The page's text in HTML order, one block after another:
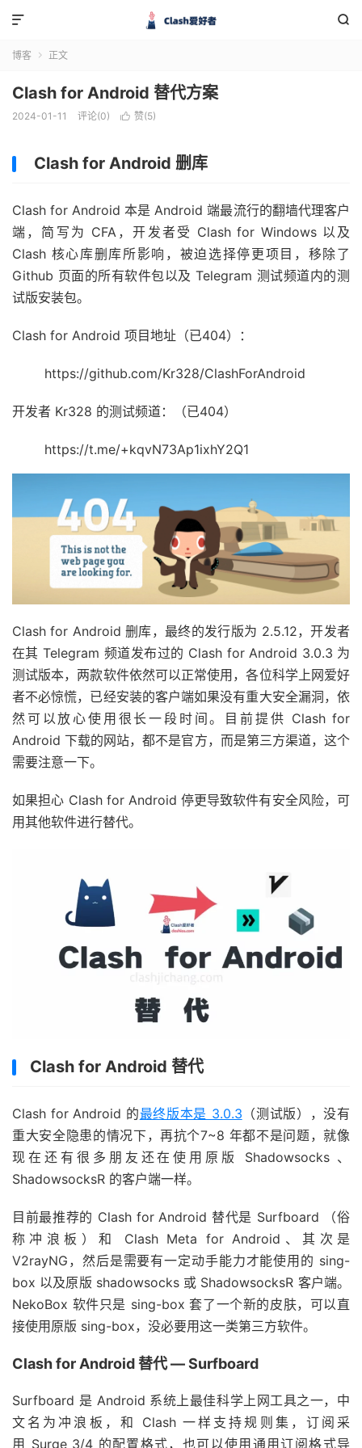


博客  正文
Clash for Android 替代方案
2024-01-11 评论(0)  赞(5)
Clash for Android 删库
Clash for Android 本是 Android 端最流行的翻墙代理客户
端，简写为 CFA，开发者受 Clash for Windows 以及
Clash 核心库删库所影响，被迫选择停更项目，移除了
Github 页面的所有软件包以及 Telegram 测试频道内的测
试版安装包。
Clash for Android 项目地址（已404）：
https://github.com/Kr328/ClashForAndroid
开发者 Kr328 的测试频道：（已404）
https://t.me/+kqvN73Ap1ixhY2Q1
Clash for Android 删库，最终的发行版为 2.5.12，开发者
在其 Telegram 频道发布过的 Clash for Android 3.0.3 为
测试版本，两款软件依然可以正常使用，各位科学上网爱好
者不必惊慌，已经安装的客户端如果没有重大安全漏洞，依
然可以放心使用很长一段时间。目前提供 Clash for
Android 下载的网站，都不是官方，而是第三方渠道，这个
需要注意一下。
如果担心 Clash for Android 停更导致软件有安全风险，可
用其他软件进行替代。
Clash for Android 替代
Clash for Android 的最终版本是 3.0.3 （测试版），没有
重大安全隐患的情况下，再抗个7~8 年都不是问题，就像
现在还有很多朋友还在使用原版 Shadowsocks 、
ShadowsocksR 的客户端一样。
目前最推荐的 Clash for Android 替代是 Surfboard （俗
称冲浪板）和 Clash Meta for Android、其次是
V2rayNG，然后是需要有一定动手能力才能使用的 sing-
box 以及原版 shadowsocks 或 ShadowsocksR 客户端。
NekoBox 软件只是 sing-box 套了一个新的皮肤，可以直
接使用原版 sing-box，没必要用这一类第三方软件。
Clash for Android 替代 — Surfboard
Surfboard 是 Android 系统上最佳科学上网工具之一，中
文名为冲浪板，和 Clash 一样支持规则集，订阅采
用 Surge 3/4 的配置格式，也可以使用通用订阅格式导